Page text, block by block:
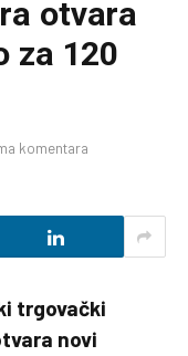
otvara
za 120
komentara
trgovački
novi